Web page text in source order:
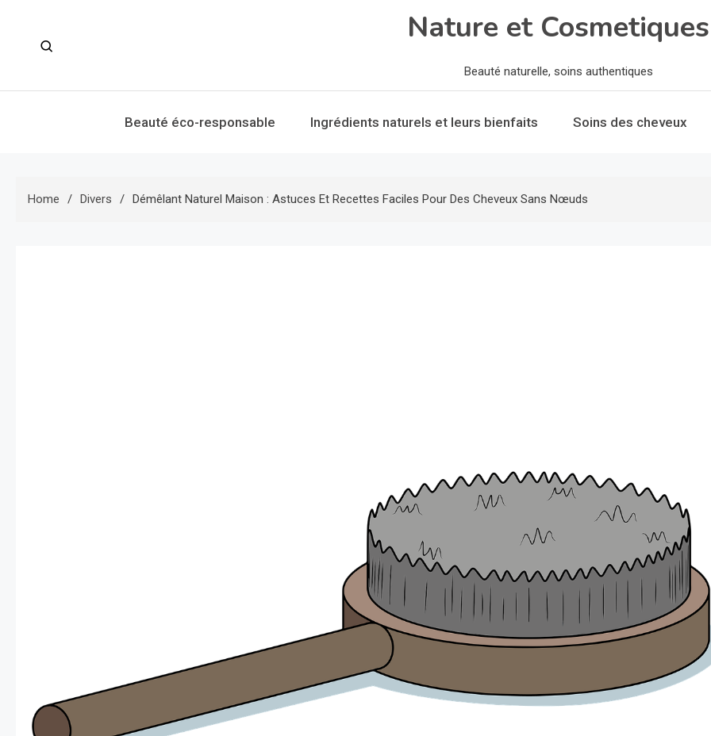
Nature et Cosmetiques
Beauté naturelle, soins authentiques
Beauté éco-responsable Ingrédients naturels et leurs bienfaits Soins des cheveux
Home Divers Démêlant Naturel Maison : Astuces Et Recettes Faciles Pour Des Cheveux Sans Nœuds